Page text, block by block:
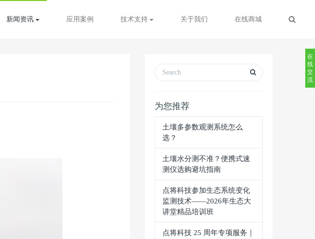
新闻资讯 应用案例 技术支持 关于我们 在线商城
为您推荐
土壤多参数观测系统怎么
选？
土壤水分测不准？便携式速
测仪选购避坑指南
点将科技参加生态系统变化
监测技术——2026年生态大
讲堂精品培训班
点将科技 25 周年专项服务｜
在
线
交
流